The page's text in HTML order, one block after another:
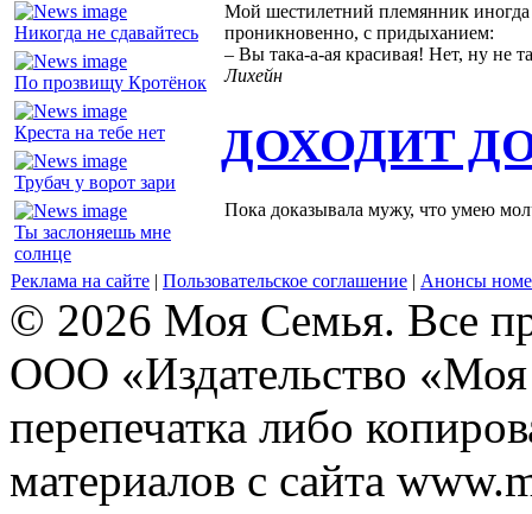
Никогда не сдавайтесь
По прозвищу Кротёнок
Креста на тебе нет
Трубач у ворот зари
Ты заслоняешь мне
солнце
Мой шестилетний племянник иногда
проникновенно, с придыханием:
– Вы така-а-ая красивая! Нет, ну не
Лихейн
ДОХОДИТ
Пока доказывала мужу, что умею
Реклама на сайте | Пользовательское соглашение | Анонсы
© 2026 Моя Семья. Все
ООО «Издательство
перепечатка либо
материалов с сайта